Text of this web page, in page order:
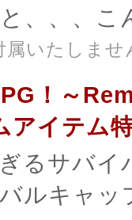
、、、こ
属いたしませ
！～
アイテム
るサバ
ルキャ